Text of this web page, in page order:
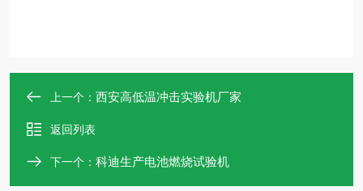
上一个： 西安高低温冲击实验机厂家
返回列表
下一个： 科迪生产电池燃烧试验机